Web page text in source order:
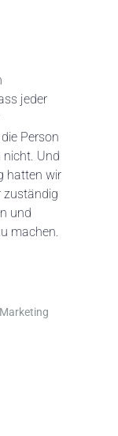
jeder
Person
nicht. Und
hatten wir
zuständig
und
machen.